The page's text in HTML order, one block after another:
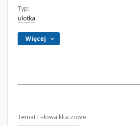
Typ:
ulotka
Więcej
Temat i słowa kluczowe: